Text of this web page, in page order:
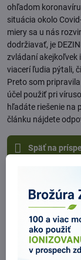
ohľadom
situácia okolo
miery sa u nás
dodržiavať, je
zvládaní akejkoľvek
viacerí ľudia pýtali,
Preto som
účel použiť pri
hľadáte riešenie na
článku nájdete
Späť na
Nový
Názov: